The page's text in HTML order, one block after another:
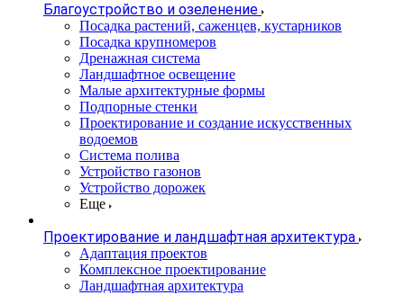
Благоустройство и озеленение
Посадка растений, саженцев, кустарников
Посадка крупномеров
Дренажная система
Ландшафтное освещение
Малые архитектурные формы
Подпорные стенки
Проектирование и создание искусственных
водоемов
Система полива
Устройство газонов
Устройство дорожек
Еще
Проектирование и ландшафтная архитектура
Адаптация проектов
Комплексное проектирование
Ландшафтная архитектура